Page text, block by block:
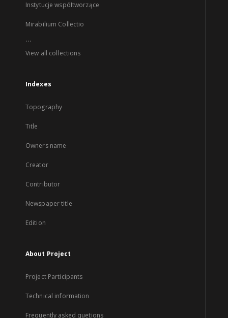
Instytucje współtworzące
Mirabilium Collectio
...
View all collections
Indexes
Topography
Title
Owners name
Creator
Contributor
Newspaper title
Edition
About Project
Project Participants
Technical information
Frequently asked quetions